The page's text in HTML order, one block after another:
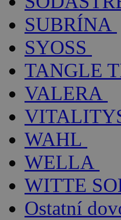
SUBRÍNA
SYOSS
TANGLE
VALERA
WAHL
WELLA
WITTE
Ostatní